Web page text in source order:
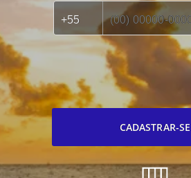
CADASTRAR-SE